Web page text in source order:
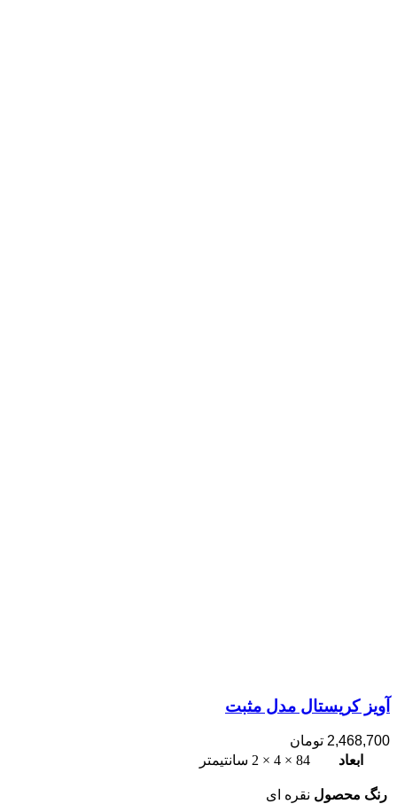
آویز کریستال مدل مثبت
2,468,700 تومان
ابعاد
84 × 4 × 2 سانتیمتر
رنگ محصول نقره ای